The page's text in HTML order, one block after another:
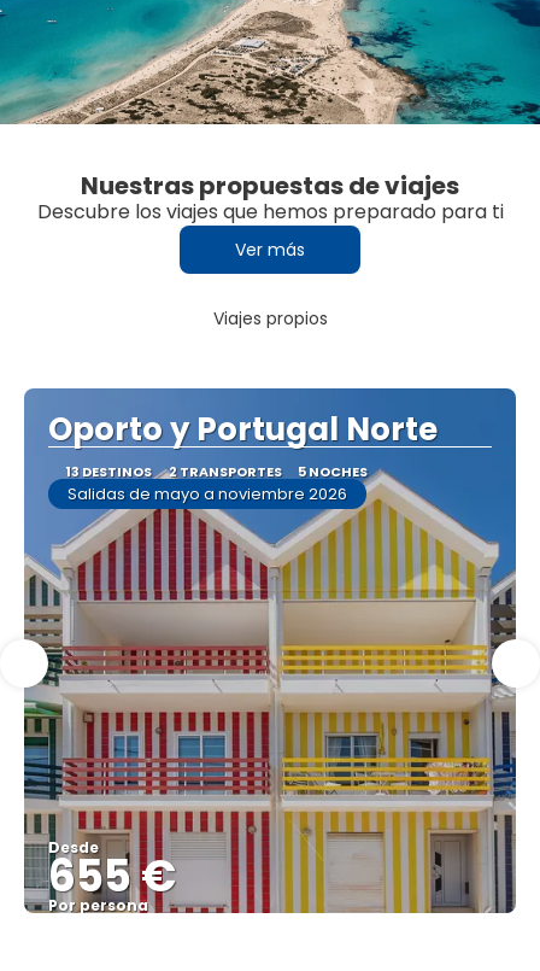
Nuestras propuestas de viajes
Descubre los viajes que hemos preparado para ti
Ver más
Viajes propios
Oporto y Portugal Norte
13 DESTINOS 2 TRANSPORTES 5 NOCHES
Salidas de mayo a noviembre 2026
Desde
655 €
Por persona